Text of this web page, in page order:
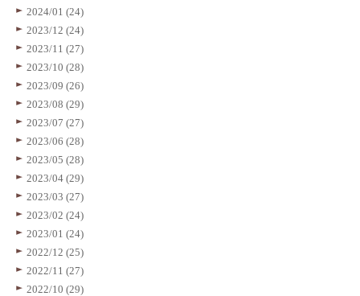
2024/01 (24)
2023/12 (24)
2023/11 (27)
2023/10 (28)
2023/09 (26)
2023/08 (29)
2023/07 (27)
2023/06 (28)
2023/05 (28)
2023/04 (29)
2023/03 (27)
2023/02 (24)
2023/01 (24)
2022/12 (25)
2022/11 (27)
2022/10 (29)